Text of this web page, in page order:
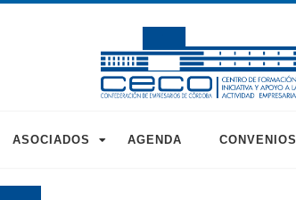
ASOCIADOS AGENDA CONVENIOS